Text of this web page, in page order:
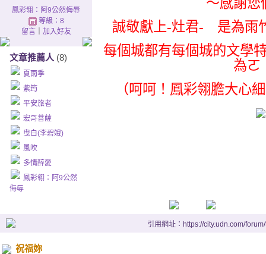
鳳彩翎：阿9公然侮辱
等級：8
留言｜ 加入好友
文章推薦人 (8)
夏雨季
紫筠
平安旅者
宏哥菩薩
曳白(李碧娥)
風吹
多情醉愛
鳳彩翎：阿9公然
侮辱
誠敬獻上-灶君- 是為雨
每個城都有每個城的文學
（呵呵！鳳彩翎膽大心
引用網址：https://city.udn.com/
祝福妳